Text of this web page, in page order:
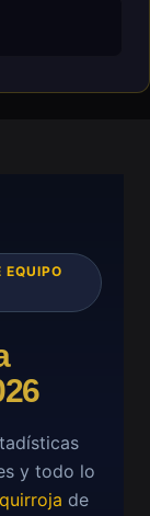
y todo lo
de